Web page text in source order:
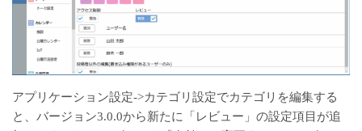
アプリケーション設定->カテゴリ設定でカテゴリを編集する
と、バージョン3.0.0から新たに「レビュー」の設定項目が追